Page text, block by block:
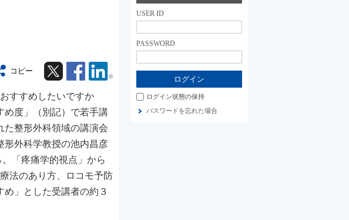
コピー Twitter Facebook
すすめしたいですか
度」（別記）で若手講
た整形外科領域の講演会
形外科学教授の池内昌彦
「疼痛学的視点」から
法のあり方、ロコモ予防
」とした受講者の約３
USER ID
PASSWORD
ログイン状態の保持
パスワードを忘れた場合